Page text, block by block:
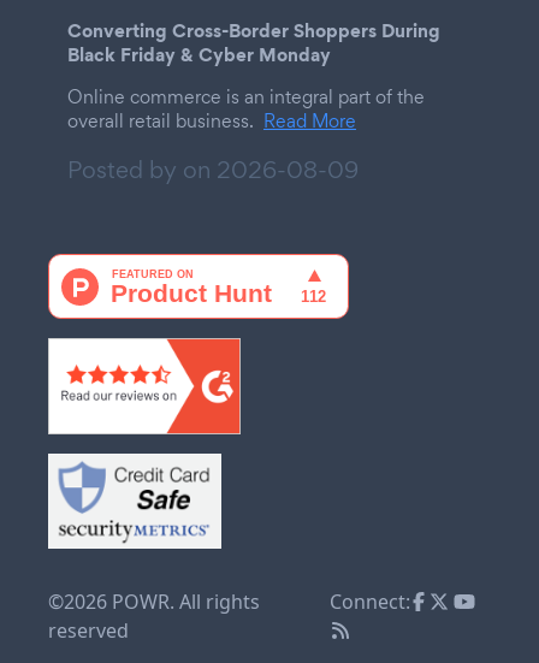
Converting Cross-Border Shoppers During
Black Friday & Cyber Monday
Online commerce is an integral part of the
overall retail business. Read More
Posted by on 2026-08-09
©2026 POWR. All rights
reserved
Connect: